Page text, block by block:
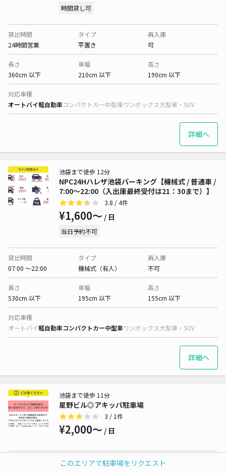
このエリアで駐車場をリクエスト
時間貸し可
貸出時間
24時間営業
タイプ
平置き
再入庫
可
長さ
360cm 以下
車幅
210cm 以下
高さ
190cm 以下
対応車種
オートバイ軽自動車コンパクトカー中型車ワンボックス大型車・SUV
詳細へ
NPC24Hハレザ池袋パーキング【機械式 / 普通車 /
7:00～22:00（入出庫最終受付は21：30まで）】
池袋まで徒歩 12分
3.8 / 4件
¥1,600〜 / 日
当日予約不可
貸出時間
07:00 〜22:00
タイプ
機械式（有人）
再入庫
不可
長さ
530cm 以下
車幅
195cm 以下
高さ
155cm 以下
対応車種
オートバイ軽自動車コンパクトカー中型車ワンボックス大型車・SUV
詳細へ
星野ビル◎アキッパ駐車場
池袋まで徒歩 11分
3 / 1件
¥2,000〜 / 日
タイプ
再入庫